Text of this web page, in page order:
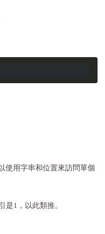
使用字串和位置來訪問單個
是1，以此類推。